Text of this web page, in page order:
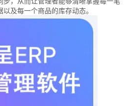
及每一个商品的库存动态。